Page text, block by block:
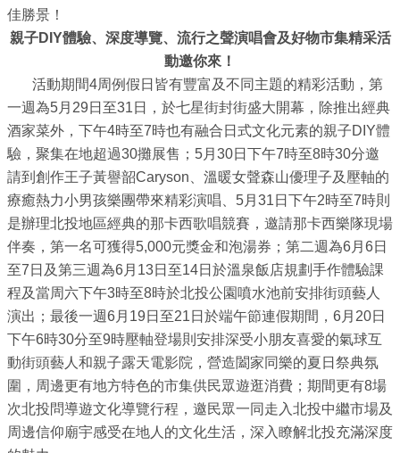
輔
圈
廊
帶
介
紹
影
音
專
區
網
站
導
覽
佳勝景！
親子DIY體驗、深度導覽、流行之聲演唱會及好物市集精采活
動邀你來！
活動期間4周例假日皆有豐富及不同主題的精彩活動，第
一週為5月29日至31日，於七星街封街盛大開幕，除推出經典
酒家菜外，下午4時至7時也有融合日式文化元素的親子DIY體
驗，聚集在地超過30攤展售；5月30日下午7時至8時30分邀
請到創作王子黃譽韶Caryson、溫暖女聲森山優理子及壓軸的
療癒熱力小男孩樂團帶來精彩演唱、5月31日下午2時至7時則
是辦理北投地區經典的那卡西歌唱競賽，邀請那卡西樂隊現場
伴奏，第一名可獲得5,000元獎金和泡湯券；第二週為6月6日
至7日及第三週為6月13日至14日於溫泉飯店規劃手作體驗課
程及當周六下午3時至8時於北投公園噴水池前安排街頭藝人
演出；最後一週6月19日至21日於端午節連假期間，6月20日
下午6時30分至9時壓軸登場則安排深受小朋友喜愛的氣球互
動街頭藝人和親子露天電影院，營造闔家同樂的夏日祭典氛
圍，周邊更有地方特色的市集供民眾遊逛消費；期間更有8場
次北投問導遊文化導覽行程，邀民眾一同走入北投中繼市場及
周邊信仰廟宇感受在地人的文化生活，深入瞭解北投充滿深度